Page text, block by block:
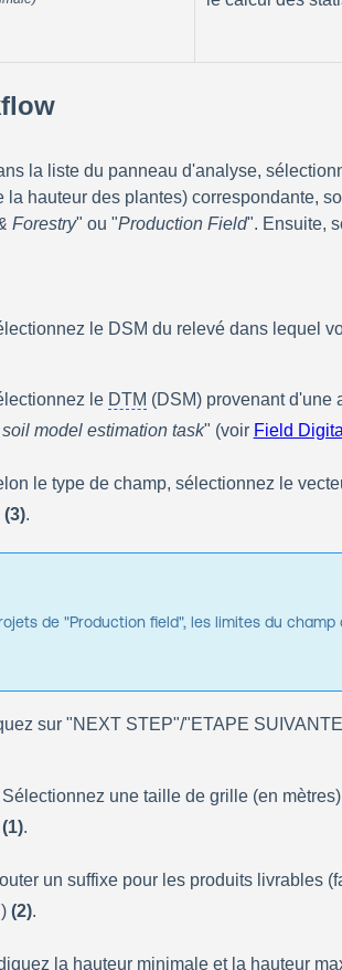
la liste du panneau d'analyse,
la hauteur des plantes) correspondante,
Forestry" ou "Production Field". Ensuite,
le DSM du relevé dans lequel
le DTM (DSM) provenant d'une
model estimation task" (voir Field
le type de champ, sélectionnez le
(3).
de "Production field", les limites du
sur "NEXT STEP"/"ETAPE
une taille de grille (en mètres)
(1).
un suffixe pour les produits livrables
(2).
la hauteur minimale et la hauteur